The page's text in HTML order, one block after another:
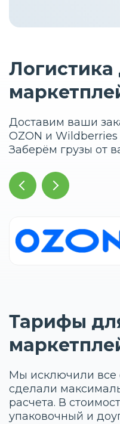
Логистика
Доставим ваши
OZON и
Заберём грузы от
Тарифы
Мы исключили все
сделали
расчета. В
упаковочный и